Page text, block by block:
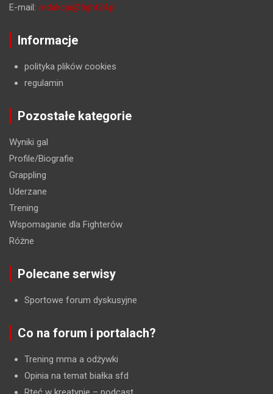
E-mail: redakcja@fight24.pl
Informacje
polityka plików cookies
regulamin
Pozostałe kategorie
Wyniki gal
Profile/Biografie
Grappling
Uderzane
Trening
Wspomaganie dla Fighterów
Różne
Polecane serwisy
Sportowe forum dyskusyjne
Co na forum i portalach?
Trening mma a odżywki
Opinia na temat białka sfd